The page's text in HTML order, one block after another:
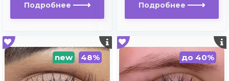
Подробнее Подробнее
new 48% до 40%